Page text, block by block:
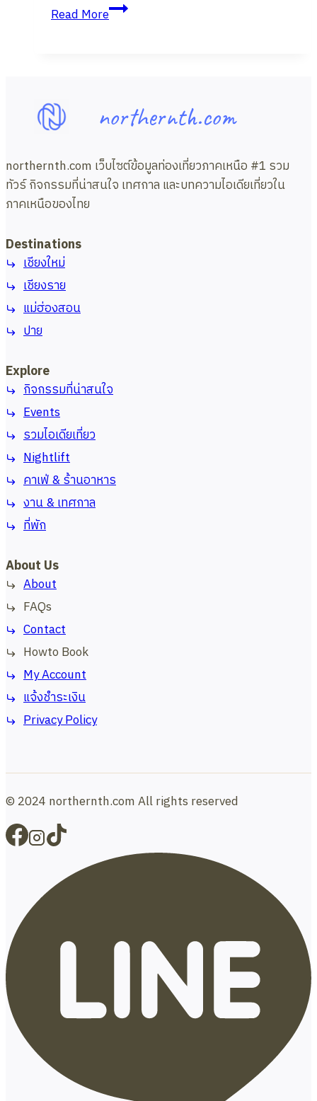
Read Moreแจก
พิกัด
แจ่ม
วิธี
เดิน
northernth.com
northernth.com เว็บไซต์ข้อมูลท่องเที่ยวภาคเหนือ #1 รวม
ทัวร์ กิจกรรมที่น่าสนใจ เทศกาล และบทความไอเดียเที่ยวใน
ภาคเหนือของไทย
Destinations
เชียงใหม่
เชียงราย
แม่ฮ่องสอน
ปาย
Explore
กิจกรรมที่น่าสนใจ
Events
รวมไอเดียเที่ยว
Nightlift
คาเฟ่ & ร้านอาหาร
งาน & เทศกาล
ที่พัก
About Us
About
FAQs
Contact
Howto Book
My Account
แจ้งชำระเงิน
Privacy Policy
© 2024 northernth.com All rights reserved